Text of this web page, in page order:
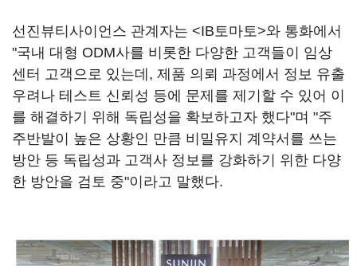
선진뷰티사이언스 관계자는 <IB토마토>와 통화에서
"국내 대형 ODM사를 비롯한 다양한 고객들이 임상
센터 고객으로 있는데, 제품 의뢰 과정에서 정보 유출
우려나 테스트 신뢰성 등에 문제를 제기할 수 있어 이
를 해결하기 위해 독립성을 확보하고자 했다"며 "주
주반발이 높은 상황인 만큼 비밀유지 계약서를 쓰는
방안 등 독립성과 고객사 정보를 강화하기 위한 다양
한 방안을 검토 중"이라고 말했다.